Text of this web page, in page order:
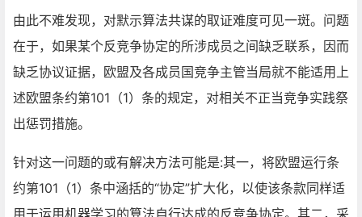
由此不难发现，对默示算法共谋的取证难度可见一斑。问题
在于，如果某个反竞争协定的所涉成员之间缺乏联系，因而
缺乏协议证据，欧盟及各成员国竞争主管当局就不能适用上
述欧盟条约第101（1）条的规定，对相关不正当竞争实践祭
出惩罚措施。
针对这一问题的或有解决方法可能是:其一，将欧盟运行条
约第101（1）条中涵括的“协定”扩大化，以使该条款同样适
用于运用机器学习的算法自行达成的反竞争协定。其二，采